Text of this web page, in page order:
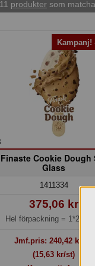
11 produkter som
Kampanj!
Finaste Cookie Dough
Glass
1411334
375,06 kr
Hel förpackning = 1*24x65
Jmf.pris:240,42 kr/kg
(15,63 kr/st)